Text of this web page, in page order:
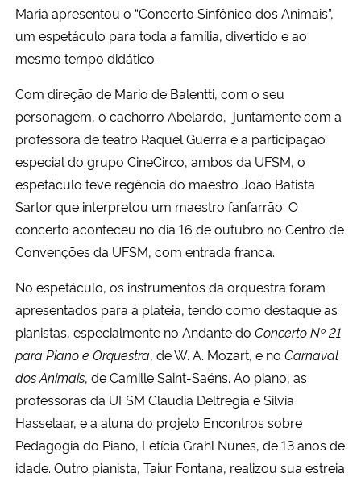
Secretaria-Geral
Gabinete de Segurança Institucional
Advocacia-Geral da União
Banco Central do Brasil
Planalto
Maria apresentou o “Concerto Sinfônico dos Animais”,
um espetáculo para toda a família, divertido e ao
mesmo tempo didático.
Com direção de Mario de Balentti, com o seu
personagem, o cachorro Abelardo, juntamente com a
professora de teatro Raquel Guerra e a participação
especial do grupo CineCirco, ambos da UFSM, o
espetáculo teve regência do maestro João Batista
Sartor que interpretou um maestro fanfarrão. O
concerto aconteceu no dia 16 de outubro no Centro de
Convenções da UFSM, com entrada franca.
No espetáculo, os instrumentos da orquestra foram
apresentados para a plateia, tendo como destaque as
pianistas, especialmente no Andante do Concerto Nº 21
para Piano e Orquestra, de W. A. Mozart, e no Carnaval
dos Animais, de Camille Saint-Saëns. Ao piano, as
professoras da UFSM Cláudia Deltregia e Silvia
Hasselaar, e a aluna do projeto Encontros sobre
Pedagogia do Piano, Letícia Grahl Nunes, de 13 anos de
idade. Outro pianista, Taiur Fontana, realizou sua estreia